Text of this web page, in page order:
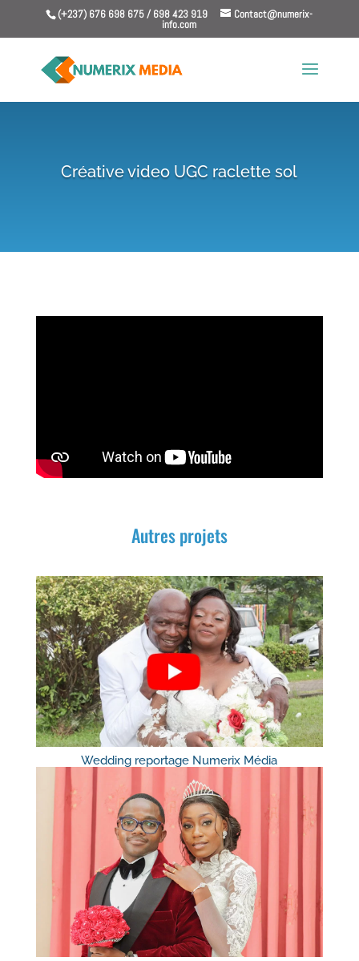
(+237) 676 698 675 / 698 423 919 Contact@numerix-
info.com
Créative video UGC raclette sol
Autres projets
Wedding reportage Numerix Média